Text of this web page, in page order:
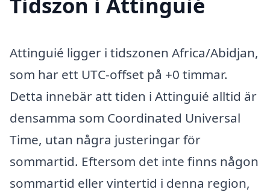
Attinguié ligger i tidszonen Africa/Abidjan,
som har ett UTC-offset på +0 timmar.
Detta innebär att tiden i Attinguié alltid är
densamma som Coordinated Universal
Time, utan några justeringar för
sommartid. Eftersom det inte finns någon
sommartid eller vintertid i denna region,